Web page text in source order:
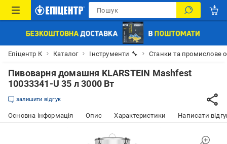
Епіцентр К Каталог Інструменти 🔧 Станки та промислове
Пивоварня домашня KLARSTEIN Mashfest
10033341-U 35 л 3000 Вт
залишити відгук
Основна інформація Опис Характеристики Написати